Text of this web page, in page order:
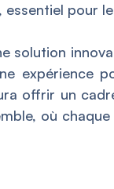
pour
solution
expérience
offrir un
où